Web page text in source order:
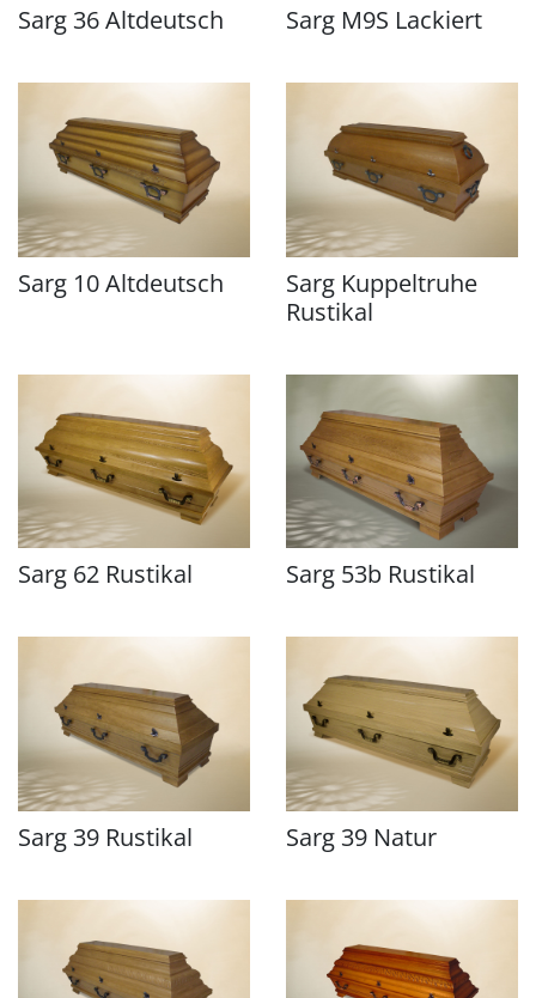
Sarg 36 Altdeutsch Sarg M9S Lackiert
Sarg 10 Altdeutsch
Sarg Kuppeltruhe
Rustikal
Sarg 62 Rustikal Sarg 53b Rustikal
Sarg 39 Rustikal Sarg 39 Natur